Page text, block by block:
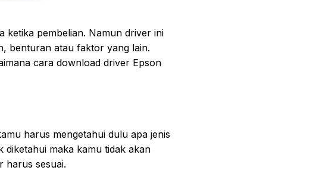
ketika pembelian. Namun driver ini
benturan atau faktor yang lain.
cara download driver Epson
harus mengetahui dulu apa jenis
diketahui maka kamu tidak akan
harus sesuai.